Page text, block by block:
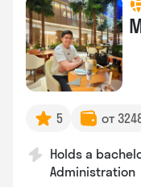
5 от
Holds a
Administration